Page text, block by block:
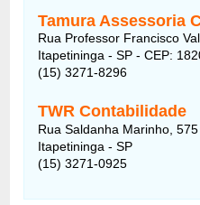
Tamura Assessoria
Rua Professor Francisco
Itapetininga - SP - CEP:
(15) 3271-8296
TWR Contabilidade
Rua Saldanha Marinho,
Itapetininga - SP
(15) 3271-0925